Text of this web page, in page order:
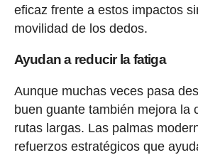
eficaz frente a estos impactos
movilidad de los dedos.
Ayudan a reducir la fatiga
Aunque muchas veces pasa
buen guante también mejora la
rutas largas. Las palmas
refuerzos estratégicos que